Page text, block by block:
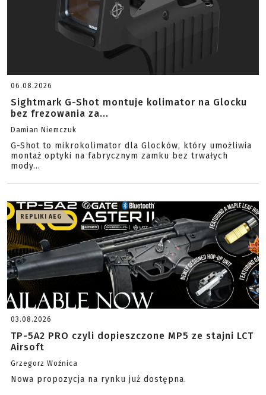
06.08.2026
Sightmark G-Shot montuje kolimator na Glocku
bez frezowania za...
Damian Niemczuk
G-Shot to mikrokolimator dla Glocków, który umożliwia
montaż optyki na fabrycznym zamku bez trwałych
mody...
REPLIKI AEG
03.08.2026
TP-5A2 PRO czyli dopieszczone MP5 ze stajni LCT
Airsoft
Grzegorz Woźnica
Nowa propozycja na rynku już dostępna.